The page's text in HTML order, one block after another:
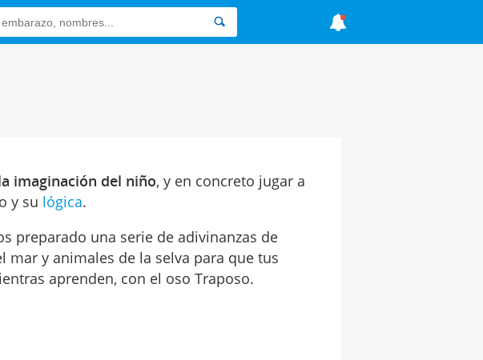
imaginación del niño, y en concreto jugar a
y su lógica.
preparado una serie de adivinanzas de
mar y animales de la selva para que tus
aprenden, con el oso Traposo.